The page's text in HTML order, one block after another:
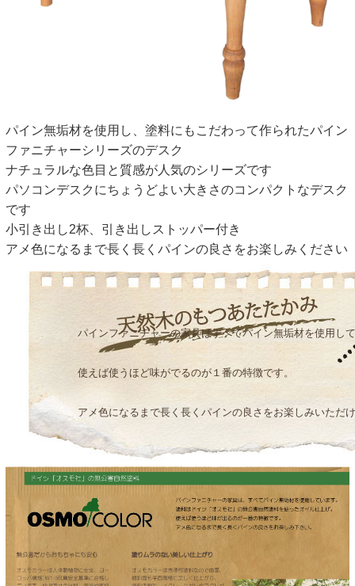
パイン無垢材を使用し、塗料にもこだわって作られたパイン
ファニチャーシリーズのデスク
ナチュラルな色目と質感が人気のシリーズです
パソコンデスクにちょうどよい大きさのコンパクトなデスク
です
小引き出し2杯、引き出しストッパー付き
アメ色になるまで長く長くパインの良さをお楽しみください
パインファニチャーの家具はすべてパイン無垢材を使用し
使えば使うほど味がでるのが１番の特徴です。
アメ色になるまで長く長くパインの良さをお楽しみいただ